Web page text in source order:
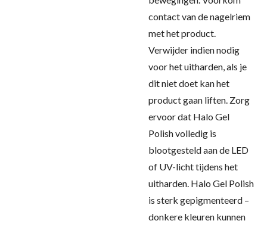
contact van de nagelriem
met het product.
Verwijder indien nodig
voor het uitharden, als je
dit niet doet kan het
product gaan liften. Zorg
ervoor dat Halo Gel
Polish volledig is
blootgesteld aan de LED
of UV-licht tijdens het
uitharden. Halo Gel Polish
is sterk gepigmenteerd –
donkere kleuren kunnen